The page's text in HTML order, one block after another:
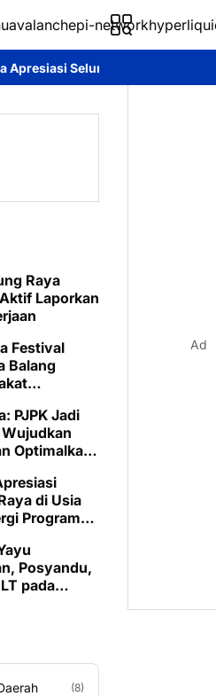
avalanchepi-network
Bupati Heriyus Tutup
Raya
Laporkan
Festival
Balang
PJPK Jadi
Optimalkan
di Usia
Program
Posyandu,
pada
(8)
Ad